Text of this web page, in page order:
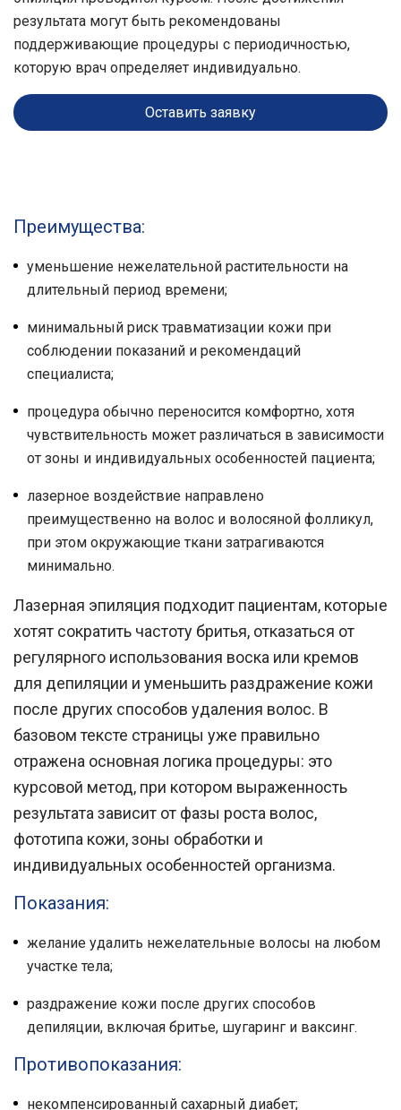
результата могут быть рекомендованы
поддерживающие процедуры с периодичностью,
которую врач определяет индивидуально.
Оставить заявку
Преимущества:
уменьшение нежелательной растительности на
длительный период времени;
минимальный риск травматизации кожи при
соблюдении показаний и рекомендаций
специалиста;
процедура обычно переносится комфортно, хотя
чувствительность может различаться в зависимости
от зоны и индивидуальных особенностей пациента;
лазерное воздействие направлено
преимущественно на волос и волосяной фолликул,
при этом окружающие ткани затрагиваются
минимально.
Лазерная эпиляция подходит пациентам, которые
хотят сократить частоту бритья, отказаться от
регулярного использования воска или кремов
для депиляции и уменьшить раздражение кожи
после других способов удаления волос. В
базовом тексте страницы уже правильно
отражена основная логика процедуры: это
курсовой метод, при котором выраженность
результата зависит от фазы роста волос,
фототипа кожи, зоны обработки и
индивидуальных особенностей организма.
Показания:
желание удалить нежелательные волосы на любом
участке тела;
раздражение кожи после других способов
депиляции, включая бритье, шугаринг и ваксинг.
Противопоказания:
некомпенсированный сахарный диабет;